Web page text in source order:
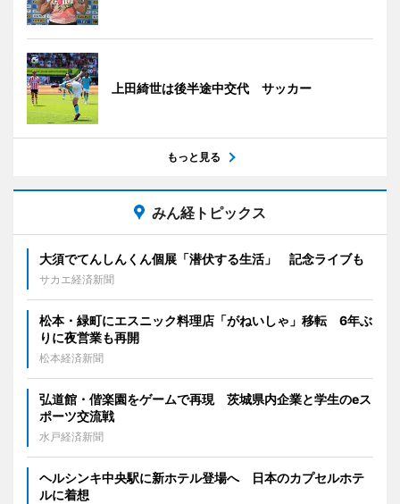
上田綺世は後半途中交代 サッカー
もっと見る
みん経トピックス
大須でてんしんくん個展「潜伏する生活」 記念ライブも
サカエ経済新聞
松本・緑町にエスニック料理店「がねいしゃ」移転 6年ぶ
りに夜営業も再開
松本経済新聞
弘道館・偕楽園をゲームで再現 茨城県内企業と学生のeス
ポーツ交流戦
水戸経済新聞
ヘルシンキ中央駅に新ホテル登場へ 日本のカプセルホテ
ルに着想